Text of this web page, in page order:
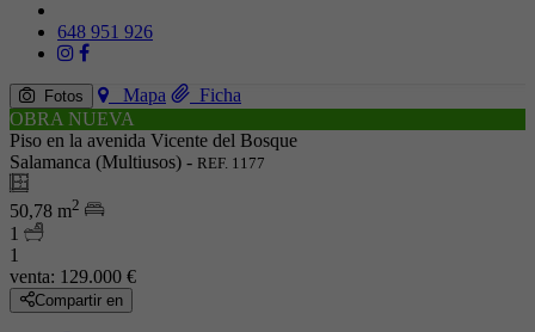
648 951 926
Fotos Mapa
Ficha
OBRA NUEVA
Piso en la avenida Vicente del Bosque
Salamanca (Multiusos) - REF. 1177
50,78 m2
1
1
venta: 129.000 €
Compartir en